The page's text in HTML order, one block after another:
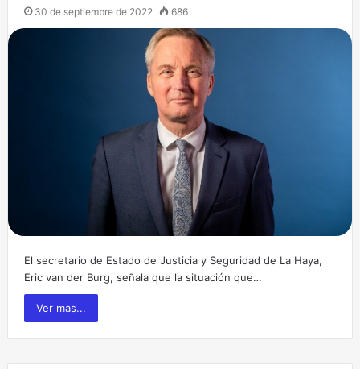
30 de septiembre de 2022 686
El secretario de Estado de Justicia y Seguridad de La Haya,
Eric van der Burg, señala que la situación que…
Ver mas...